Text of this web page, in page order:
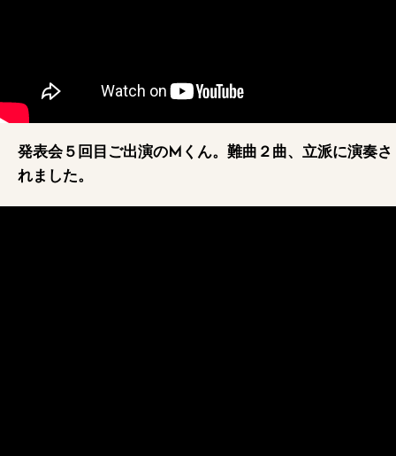
発表会５回目ご出演のMくん。難曲２曲、立派に演奏さ
れました。